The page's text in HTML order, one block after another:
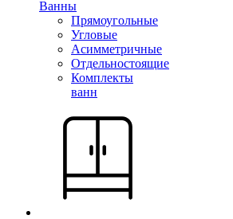
Ванны
Прямоугольные
Угловые
Асимметричные
Отдельностоящие
Комплекты
ванн